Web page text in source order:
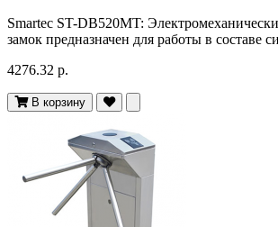
Smartec ST-DB520MT:
замок предназначен для работы в составе
4276.32 р.
В корзину